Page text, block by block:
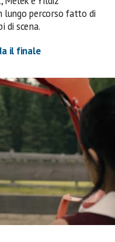
lungo percorso fatto di
di scena.
il finale